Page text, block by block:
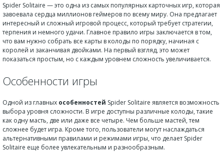
Spider Solitaire — это одна из самых популярных карточных игр, которая
завоевала сердца миллионов геймеров по всему миру. Она предлагает
интересный и сложный игровой процесс, который требует стратегии,
терпения и немного удачи. Главное правило игры заключается в том,
что вам нужно собрать все карты в колоды по порядку, начиная с
королей и заканчивая двойками. На первый взгляд, это может
показаться простым, но с каждым уровнем сложность увеличивается.
Особенности игры
Одной из главных особенностей Spider Solitaire является возможность
выбора уровня сложности. В игре доступны различные колоды, такие
как одну масть, две или даже все четыре. Чем больше мастей, тем
сложнее будет игра. Кроме того, пользователи могут наслаждаться
альтернативными правилами и режимами игры, что делает Spider
Solitaire еще более увлекательным и разнообразным.